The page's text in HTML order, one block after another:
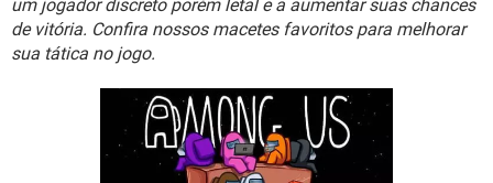
GUIA DE COMPRAS
um jogador discreto porém letal e a aumentar suas chances
de vitória. Confira nossos macetes favoritos para melhorar
sua tática no jogo.